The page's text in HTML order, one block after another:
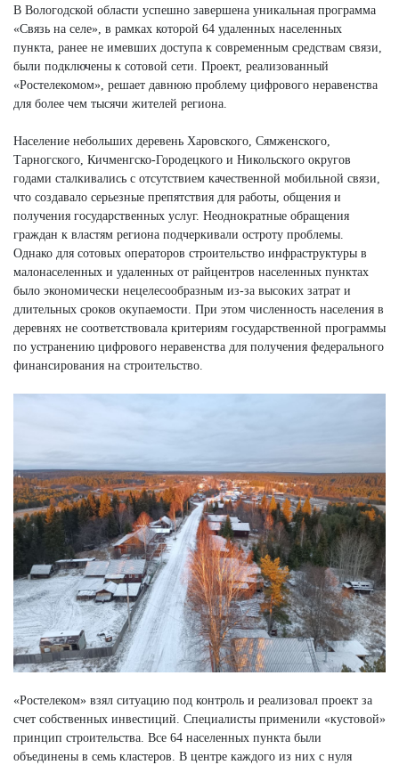
В Вологодской области успешно завершена уникальная программа
«Связь на селе», в рамках которой 64 удаленных населенных
пункта, ранее не имевших доступа к современным средствам связи,
были подключены к сотовой сети. Проект, реализованный
«Ростелекомом», решает давнюю проблему цифрового неравенства
для более чем тысячи жителей региона.
Население небольших деревень Харовского, Сямженского,
Тарногского, Кичменгско-Городецкого и Никольского округов
годами сталкивались с отсутствием качественной мобильной связи,
что создавало серьезные препятствия для работы, общения и
получения государственных услуг. Неоднократные обращения
граждан к властям региона подчеркивали остроту проблемы.
Однако для сотовых операторов строительство инфраструктуры в
малонаселенных и удаленных от райцентров населенных пунктах
было экономически нецелесообразным из-за высоких затрат и
длительных сроков окупаемости. При этом численность населения в
деревнях не соответствовала критериям государственной программы
по устранению цифрового неравенства для получения федерального
финансирования на строительство.
«Ростелеком» взял ситуацию под контроль и реализовал проект за
счет собственных инвестиций. Специалисты применили «кустовой»
принцип строительства. Все 64 населенных пункта были
объединены в семь кластеров. В центре каждого из них с нуля